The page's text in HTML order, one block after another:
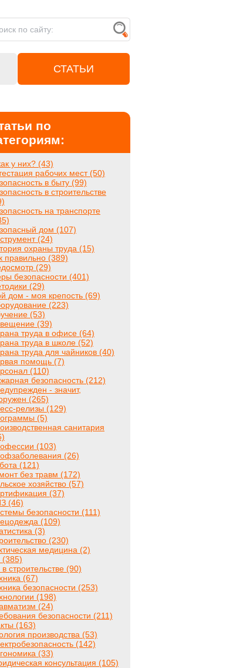
СТАТЬИ
по
у них? (43)
рабочих мест (50)
в быту (99)
в строительстве
на транспорте
дом (107)
(24)
охраны труда (15)
правильно (389)
(29)
безопасности (401)
(29)
дом - моя крепость (69)
(223)
(53)
(39)
труда в офисе (64)
труда в школе (52)
труда для чайников (40)
помощь (7)
(110)
безопасность (212)
- значит,
(265)
релизы (129)
(5)
санитария
(103)
(26)
(121)
без травм (172)
хозяйство (57)
(37)
(46)
безопасности (111)
(109)
(3)
(230)
медицина (2)
строительстве (90)
(67)
безопасности (253)
(198)
(24)
безопасности (211)
(163)
производства (53)
(142)
(33)
консультация (105)